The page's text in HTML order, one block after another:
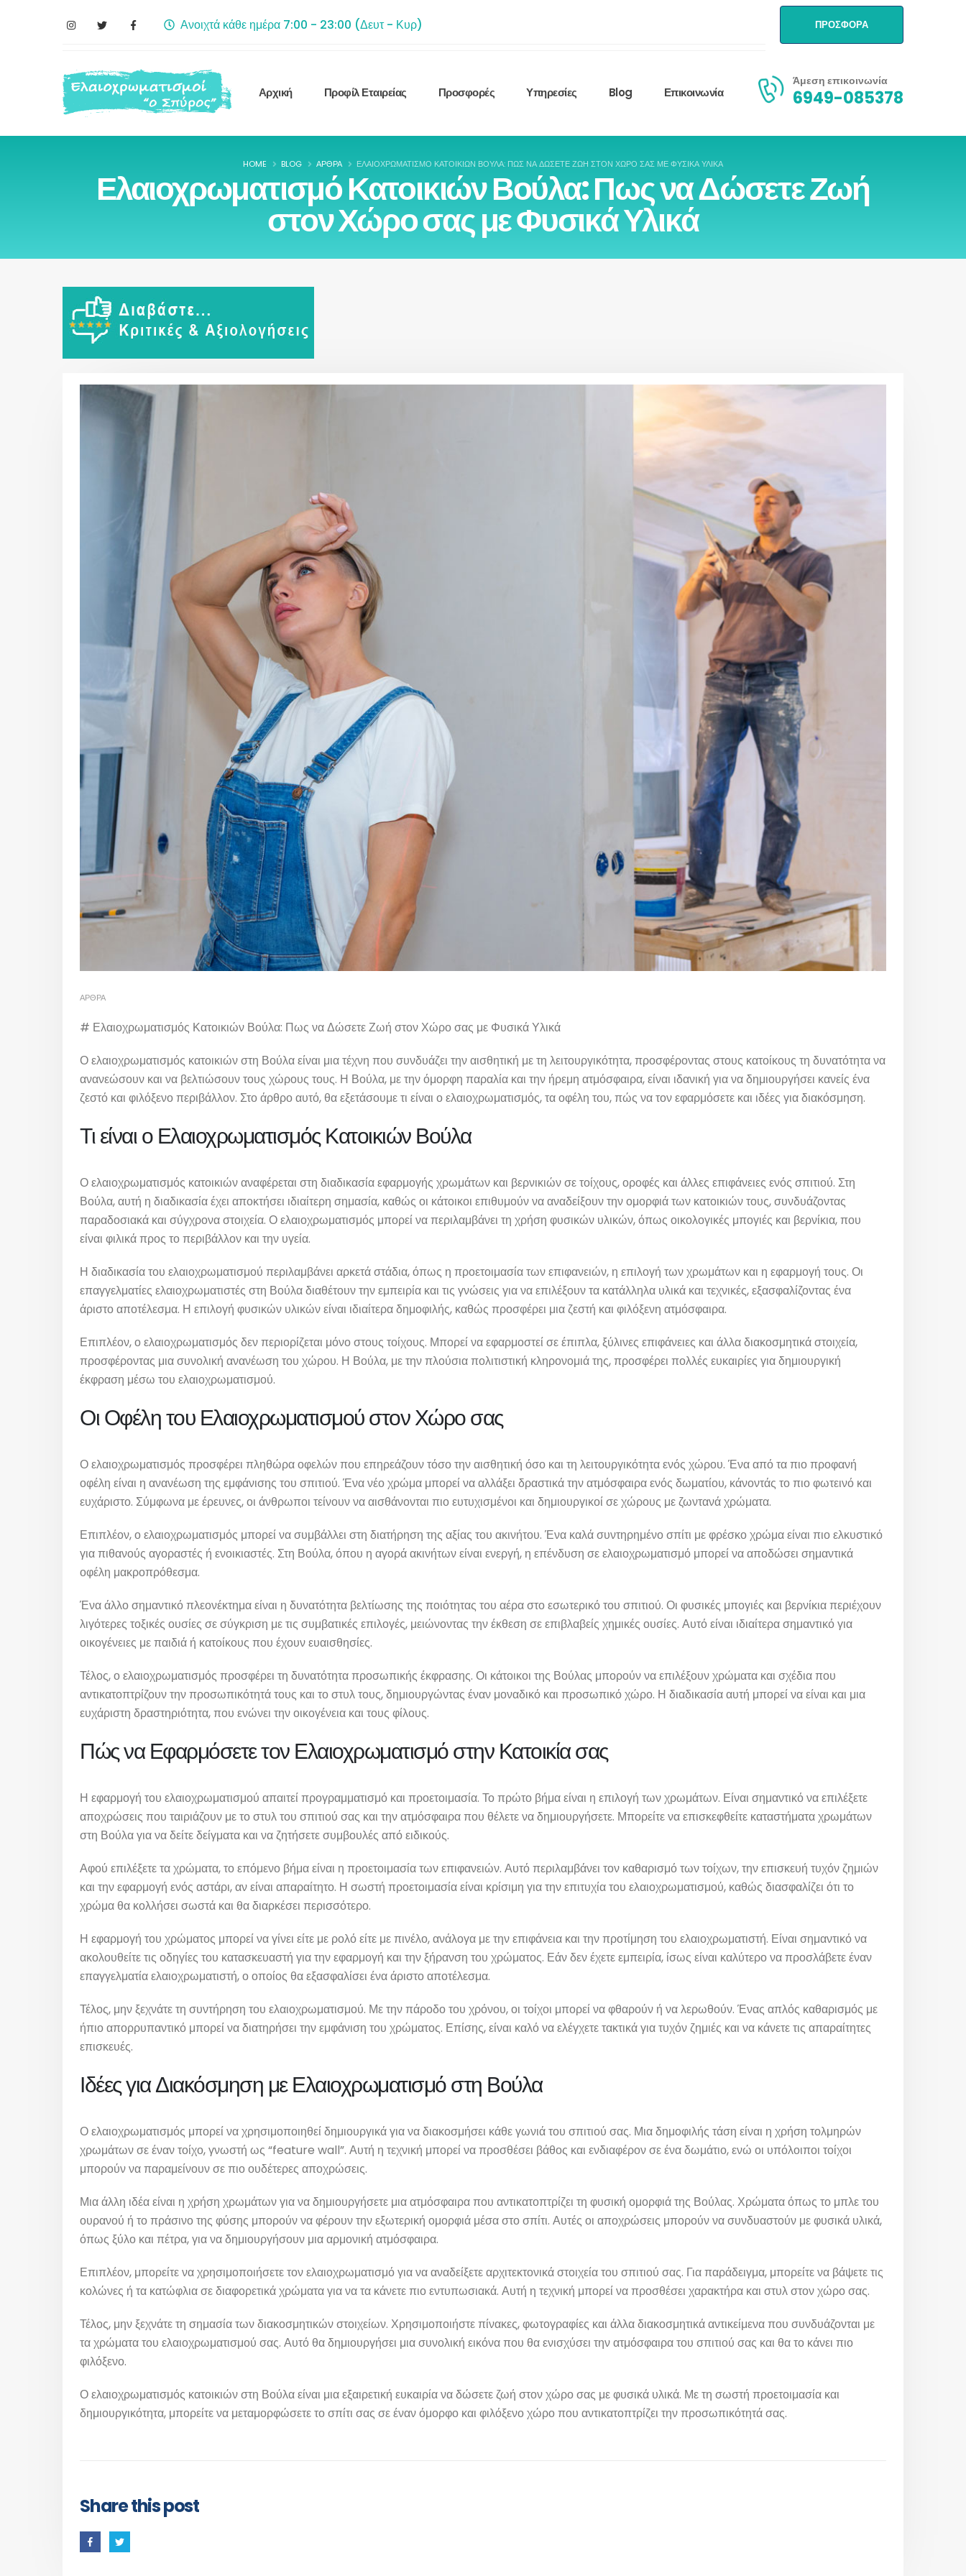
Ανοιχτά κάθε ημέρα 7:00 - 23:00 (Δευτ - Κυρ) ΠΡΟΣΦΟΡΑ
Αρχική Προφίλ Εταιρείας Προσφορές Υπηρεσίες Blog Επικοινωνία
Άμεση επικοινωνία
6949-085378
HOME BLOG ΆΡΘΡΑ ΕΛΑΙΟΧΡΩΜΑΤΙΣΜΌ ΚΑΤΟΙΚΙΏΝ ΒΟΎΛΑ: ΠΩΣ ΝΑ ΔΏΣΕΤΕ ΖΩΉ ΣΤΟΝ ΧΏΡΟ ΣΑΣ ΜΕ ΦΥΣΙΚΆ ΥΛΙΚΆ
Ελαιοχρωματισμό Κατοικιών Βούλα: Πως να Δώσετε Ζωή
στον Χώρο σας με Φυσικά Υλικά
ΆΡΘΡΑ
# Ελαιοχρωματισμός Κατοικιών Βούλα: Πως να Δώσετε Ζωή στον Χώρο σας με Φυσικά Υλικά
Ο ελαιοχρωματισμός κατοικιών στη Βούλα είναι μια τέχνη που συνδυάζει την αισθητική με τη λειτουργικότητα, προσφέροντας στους κατοίκους τη δυνατότητα να
ανανεώσουν και να βελτιώσουν τους χώρους τους. Η Βούλα, με την όμορφη παραλία και την ήρεμη ατμόσφαιρα, είναι ιδανική για να δημιουργήσει κανείς ένα
ζεστό και φιλόξενο περιβάλλον. Στο άρθρο αυτό, θα εξετάσουμε τι είναι ο ελαιοχρωματισμός, τα οφέλη του, πώς να τον εφαρμόσετε και ιδέες για διακόσμηση.
Τι είναι ο Ελαιοχρωματισμός Κατοικιών Βούλα
Ο ελαιοχρωματισμός κατοικιών αναφέρεται στη διαδικασία εφαρμογής χρωμάτων και βερνικιών σε τοίχους, οροφές και άλλες επιφάνειες ενός σπιτιού. Στη
Βούλα, αυτή η διαδικασία έχει αποκτήσει ιδιαίτερη σημασία, καθώς οι κάτοικοι επιθυμούν να αναδείξουν την ομορφιά των κατοικιών τους, συνδυάζοντας
παραδοσιακά και σύγχρονα στοιχεία. Ο ελαιοχρωματισμός μπορεί να περιλαμβάνει τη χρήση φυσικών υλικών, όπως οικολογικές μπογιές και βερνίκια, που
είναι φιλικά προς το περιβάλλον και την υγεία.
Η διαδικασία του ελαιοχρωματισμού περιλαμβάνει αρκετά στάδια, όπως η προετοιμασία των επιφανειών, η επιλογή των χρωμάτων και η εφαρμογή τους. Οι
επαγγελματίες ελαιοχρωματιστές στη Βούλα διαθέτουν την εμπειρία και τις γνώσεις για να επιλέξουν τα κατάλληλα υλικά και τεχνικές, εξασφαλίζοντας ένα
άριστο αποτέλεσμα. Η επιλογή φυσικών υλικών είναι ιδιαίτερα δημοφιλής, καθώς προσφέρει μια ζεστή και φιλόξενη ατμόσφαιρα.
Επιπλέον, ο ελαιοχρωματισμός δεν περιορίζεται μόνο στους τοίχους. Μπορεί να εφαρμοστεί σε έπιπλα, ξύλινες επιφάνειες και άλλα διακοσμητικά στοιχεία,
προσφέροντας μια συνολική ανανέωση του χώρου. Η Βούλα, με την πλούσια πολιτιστική κληρονομιά της, προσφέρει πολλές ευκαιρίες για δημιουργική
έκφραση μέσω του ελαιοχρωματισμού.
Οι Οφέλη του Ελαιοχρωματισμού στον Χώρο σας
Ο ελαιοχρωματισμός προσφέρει πληθώρα οφελών που επηρεάζουν τόσο την αισθητική όσο και τη λειτουργικότητα ενός χώρου. Ένα από τα πιο προφανή
οφέλη είναι η ανανέωση της εμφάνισης του σπιτιού. Ένα νέο χρώμα μπορεί να αλλάξει δραστικά την ατμόσφαιρα ενός δωματίου, κάνοντάς το πιο φωτεινό και
ευχάριστο. Σύμφωνα με έρευνες, οι άνθρωποι τείνουν να αισθάνονται πιο ευτυχισμένοι και δημιουργικοί σε χώρους με ζωντανά χρώματα.
Επιπλέον, ο ελαιοχρωματισμός μπορεί να συμβάλλει στη διατήρηση της αξίας του ακινήτου. Ένα καλά συντηρημένο σπίτι με φρέσκο χρώμα είναι πιο ελκυστικό
για πιθανούς αγοραστές ή ενοικιαστές. Στη Βούλα, όπου η αγορά ακινήτων είναι ενεργή, η επένδυση σε ελαιοχρωματισμό μπορεί να αποδώσει σημαντικά
οφέλη μακροπρόθεσμα.
Ένα άλλο σημαντικό πλεονέκτημα είναι η δυνατότητα βελτίωσης της ποιότητας του αέρα στο εσωτερικό του σπιτιού. Οι φυσικές μπογιές και βερνίκια περιέχουν
λιγότερες τοξικές ουσίες σε σύγκριση με τις συμβατικές επιλογές, μειώνοντας την έκθεση σε επιβλαβείς χημικές ουσίες. Αυτό είναι ιδιαίτερα σημαντικό για
οικογένειες με παιδιά ή κατοίκους που έχουν ευαισθησίες.
Τέλος, ο ελαιοχρωματισμός προσφέρει τη δυνατότητα προσωπικής έκφρασης. Οι κάτοικοι της Βούλας μπορούν να επιλέξουν χρώματα και σχέδια που
αντικατοπτρίζουν την προσωπικότητά τους και το στυλ τους, δημιουργώντας έναν μοναδικό και προσωπικό χώρο. Η διαδικασία αυτή μπορεί να είναι και μια
ευχάριστη δραστηριότητα, που ενώνει την οικογένεια και τους φίλους.
Πώς να Εφαρμόσετε τον Ελαιοχρωματισμό στην Κατοικία σας
Η εφαρμογή του ελαιοχρωματισμού απαιτεί προγραμματισμό και προετοιμασία. Το πρώτο βήμα είναι η επιλογή των χρωμάτων. Είναι σημαντικό να επιλέξετε
αποχρώσεις που ταιριάζουν με το στυλ του σπιτιού σας και την ατμόσφαιρα που θέλετε να δημιουργήσετε. Μπορείτε να επισκεφθείτε καταστήματα χρωμάτων
στη Βούλα για να δείτε δείγματα και να ζητήσετε συμβουλές από ειδικούς.
Αφού επιλέξετε τα χρώματα, το επόμενο βήμα είναι η προετοιμασία των επιφανειών. Αυτό περιλαμβάνει τον καθαρισμό των τοίχων, την επισκευή τυχόν ζημιών
και την εφαρμογή ενός αστάρι, αν είναι απαραίτητο. Η σωστή προετοιμασία είναι κρίσιμη για την επιτυχία του ελαιοχρωματισμού, καθώς διασφαλίζει ότι το
χρώμα θα κολλήσει σωστά και θα διαρκέσει περισσότερο.
Η εφαρμογή του χρώματος μπορεί να γίνει είτε με ρολό είτε με πινέλο, ανάλογα με την επιφάνεια και την προτίμηση του ελαιοχρωματιστή. Είναι σημαντικό να
ακολουθείτε τις οδηγίες του κατασκευαστή για την εφαρμογή και την ξήρανση του χρώματος. Εάν δεν έχετε εμπειρία, ίσως είναι καλύτερο να προσλάβετε έναν
επαγγελματία ελαιοχρωματιστή, ο οποίος θα εξασφαλίσει ένα άριστο αποτέλεσμα.
Τέλος, μην ξεχνάτε τη συντήρηση του ελαιοχρωματισμού. Με την πάροδο του χρόνου, οι τοίχοι μπορεί να φθαρούν ή να λερωθούν. Ένας απλός καθαρισμός με
ήπιο απορρυπαντικό μπορεί να διατηρήσει την εμφάνιση του χρώματος. Επίσης, είναι καλό να ελέγχετε τακτικά για τυχόν ζημιές και να κάνετε τις απαραίτητες
επισκευές.
Ιδέες για Διακόσμηση με Ελαιοχρωματισμό στη Βούλα
Ο ελαιοχρωματισμός μπορεί να χρησιμοποιηθεί δημιουργικά για να διακοσμήσει κάθε γωνιά του σπιτιού σας. Μια δημοφιλής τάση είναι η χρήση τολμηρών
χρωμάτων σε έναν τοίχο, γνωστή ως “feature wall”. Αυτή η τεχνική μπορεί να προσθέσει βάθος και ενδιαφέρον σε ένα δωμάτιο, ενώ οι υπόλοιποι τοίχοι
μπορούν να παραμείνουν σε πιο ουδέτερες αποχρώσεις.
Μια άλλη ιδέα είναι η χρήση χρωμάτων για να δημιουργήσετε μια ατμόσφαιρα που αντικατοπτρίζει τη φυσική ομορφιά της Βούλας. Χρώματα όπως το μπλε του
ουρανού ή το πράσινο της φύσης μπορούν να φέρουν την εξωτερική ομορφιά μέσα στο σπίτι. Αυτές οι αποχρώσεις μπορούν να συνδυαστούν με φυσικά υλικά,
όπως ξύλο και πέτρα, για να δημιουργήσουν μια αρμονική ατμόσφαιρα.
Επιπλέον, μπορείτε να χρησιμοποιήσετε τον ελαιοχρωματισμό για να αναδείξετε αρχιτεκτονικά στοιχεία του σπιτιού σας. Για παράδειγμα, μπορείτε να βάψετε τις
κολώνες ή τα κατώφλια σε διαφορετικά χρώματα για να τα κάνετε πιο εντυπωσιακά. Αυτή η τεχνική μπορεί να προσθέσει χαρακτήρα και στυλ στον χώρο σας.
Τέλος, μην ξεχνάτε τη σημασία των διακοσμητικών στοιχείων. Χρησιμοποιήστε πίνακες, φωτογραφίες και άλλα διακοσμητικά αντικείμενα που συνδυάζονται με
τα χρώματα του ελαιοχρωματισμού σας. Αυτό θα δημιουργήσει μια συνολική εικόνα που θα ενισχύσει την ατμόσφαιρα του σπιτιού σας και θα το κάνει πιο
φιλόξενο.
Ο ελαιοχρωματισμός κατοικιών στη Βούλα είναι μια εξαιρετική ευκαιρία να δώσετε ζωή στον χώρο σας με φυσικά υλικά. Με τη σωστή προετοιμασία και
δημιουργικότητα, μπορείτε να μεταμορφώσετε το σπίτι σας σε έναν όμορφο και φιλόξενο χώρο που αντικατοπτρίζει την προσωπικότητά σας.
Share this post
Βάψιμο Διαμερίσματος
Βάψιμο πολυκατοικίας
Φρεσκάρισμα Διαμερίσματος